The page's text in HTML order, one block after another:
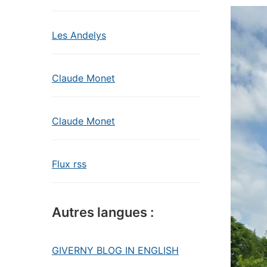
Les Andelys
Claude Monet
Claude Monet
Flux rss
Autres langues :
GIVERNY BLOG IN ENGLISH